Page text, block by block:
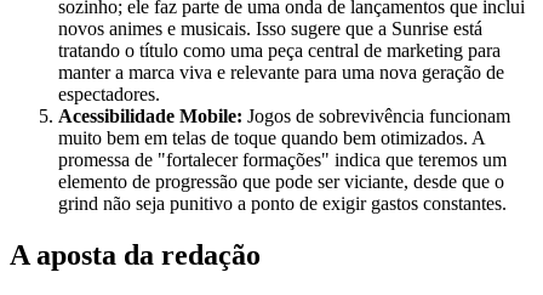
sozinho; ele faz parte de uma onda de lançamentos que inclui
novos animes e musicais. Isso sugere que a Sunrise está
tratando o título como uma peça central de marketing para
manter a marca viva e relevante para uma nova geração de
espectadores.
Acessibilidade Mobile: Jogos de sobrevivência funcionam
muito bem em telas de toque quando bem otimizados. A
promessa de "fortalecer formações" indica que teremos um
elemento de progressão que pode ser viciante, desde que o
grind não seja punitivo a ponto de exigir gastos constantes.
A aposta da redação